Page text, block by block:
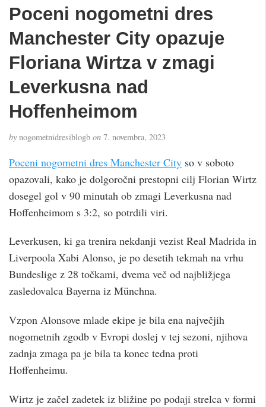
Poceni nogometni dres
Manchester City opazuje
Floriana Wirtza v zmagi
Leverkusna nad
Hoffenheimom
by nogometnidresiblogb on 7. novembra, 2023
Poceni nogometni dres Manchester City so v soboto
opazovali, kako je dolgoročni prestopni cilj Florian Wirtz
dosegel gol v 90 minutah ob zmagi Leverkusna nad
Hoffenheimom s 3:2, so potrdili viri.
Leverkusen, ki ga trenira nekdanji vezist Real Madrida in
Liverpoola Xabi Alonso, je po desetih tekmah na vrhu
Bundeslige z 28 točkami, dvema več od najbližjega
zasledovalca Bayerna iz Münchna.
Vzpon Alonsove mlade ekipe je bila ena največjih
nogometnih zgodb v Evropi doslej v tej sezoni, njihova
zadnja zmaga pa je bila ta konec tedna proti
Hoffenheimu.
Wirtz je začel zadetek iz bližine po podaji strelca v formi